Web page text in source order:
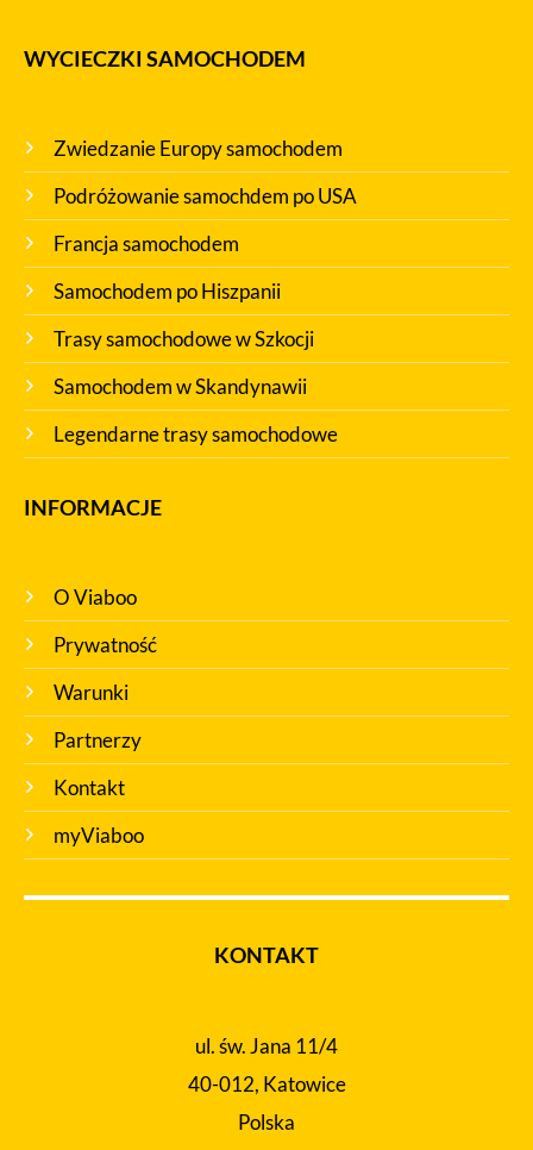
WYCIECZKI SAMOCHODEM
Zwiedzanie Europy samochodem
Podróżowanie samochdem po USA
Francja samochodem
Samochodem po Hiszpanii
Trasy samochodowe w Szkocji
Samochodem w Skandynawii
Legendarne trasy samochodowe
INFORMACJE
O Viaboo
Prywatność
Warunki
Partnerzy
Kontakt
myViaboo
KONTAKT
ul. św. Jana 11/4
40-012, Katowice
Polska